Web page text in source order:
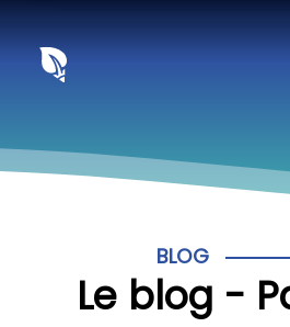
BLOG
Le blog -
Panneau de gestion des